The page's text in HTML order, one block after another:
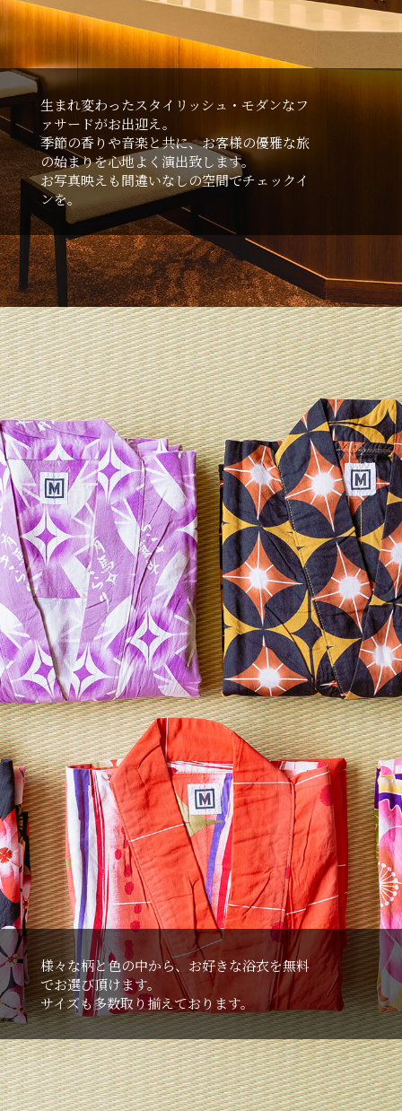
⽣まれ変わったスタイリッシュ・モダンなフ
ァサードがお出迎え。
季節の⾹りや⾳楽と共に、お客様の優雅な旅
の始まりを⼼地よく演出致します。
お写真映えも間違いなしの空間でチェックイ
ンを。
様々な柄と⾊の中から、お好きな浴⾐を無料
でお選び頂けます。
サイズも多数取り揃えております。